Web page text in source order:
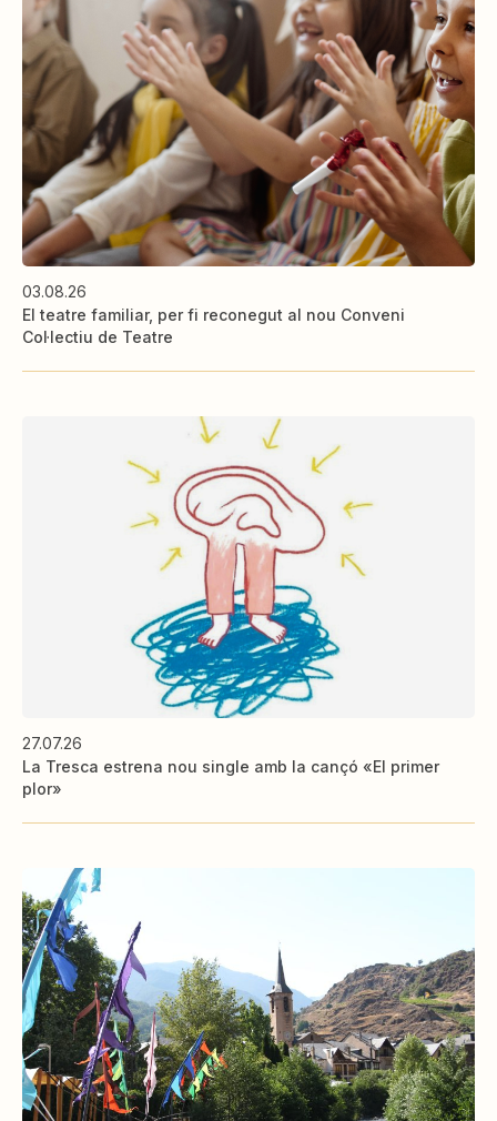
03.08.26
El teatre familiar, per fi reconegut al nou Conveni
Col·lectiu de Teatre
27.07.26
La Tresca estrena nou single amb la cançó «El primer
plor»